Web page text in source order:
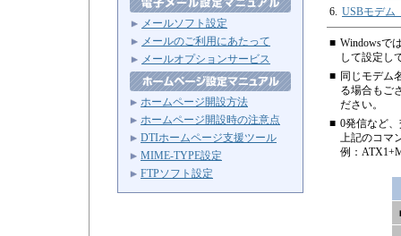
メールソフト設定
メールのご利用にあたって
メールオプションサービス
ホームページ開設方法
ホームページ開設時の注意点
DTIホームページ支援ツール
MIME-TYPE設定
FTPソフト設定
6. USBモデム
■ Windowsで
して設定し
■ 同じモデム
る場合もご
ださい。
■ 0発信など
上記のコマ
例：